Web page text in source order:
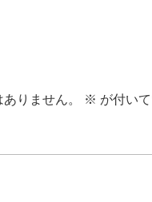
りません。 ※ が付い